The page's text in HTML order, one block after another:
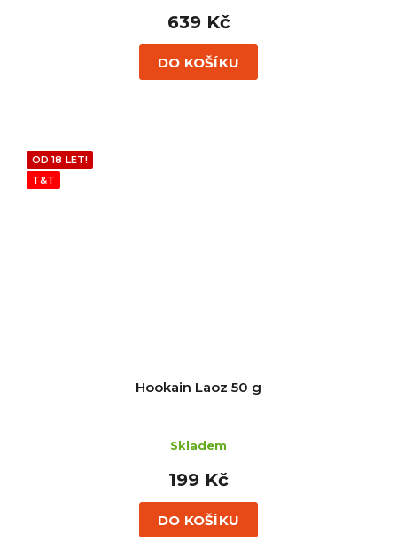
639 Kč
DO KOŠÍKU
OD 18 LET!
T&T
Hookain Laoz 50 g
Skladem
199 Kč
DO KOŠÍKU